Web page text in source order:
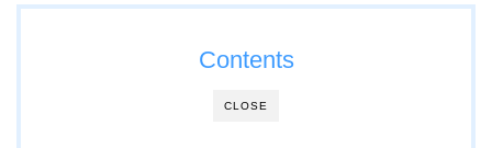
CLOSE
Contents